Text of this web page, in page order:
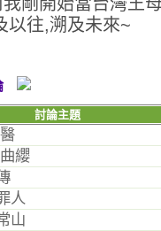
以往,溯及未來~
討論主題
纓
人
山